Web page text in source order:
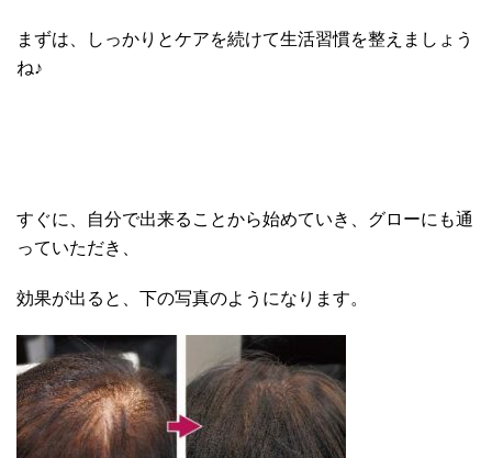
まずは、しっかりとケアを続けて生活習慣を整えましょう
ね♪
すぐに、自分で出来ることから始めていき、グローにも通
っていただき、
効果が出ると、下の写真のようになります。